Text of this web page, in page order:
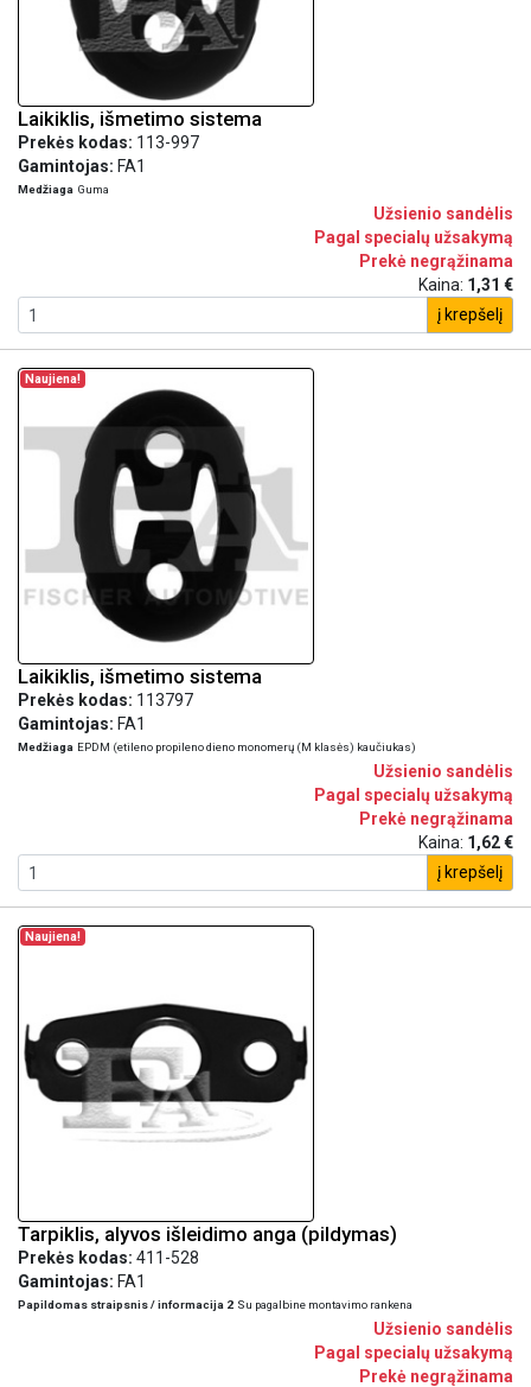
Laikiklis, išmetimo sistema
Prekės kodas: 113-997
Gamintojas: FA1
Medžiaga Guma
Užsienio sandėlis
Pagal specialų užsakymą
Prekė negrąžinama
Kaina: 1,31 €
į krepšelį
Naujiena!
Laikiklis, išmetimo sistema
Prekės kodas: 113797
Gamintojas: FA1
Medžiaga EPDM (etileno propileno dieno monomerų (M klasės) kaučiukas)
Užsienio sandėlis
Pagal specialų užsakymą
Prekė negrąžinama
Kaina: 1,62 €
į krepšelį
Naujiena!
Tarpiklis, alyvos išleidimo anga (pildymas)
Prekės kodas: 411-528
Gamintojas: FA1
Papildomas straipsnis / informacija 2 Su pagalbine montavimo rankena
Užsienio sandėlis
Pagal specialų užsakymą
Prekė negrąžinama